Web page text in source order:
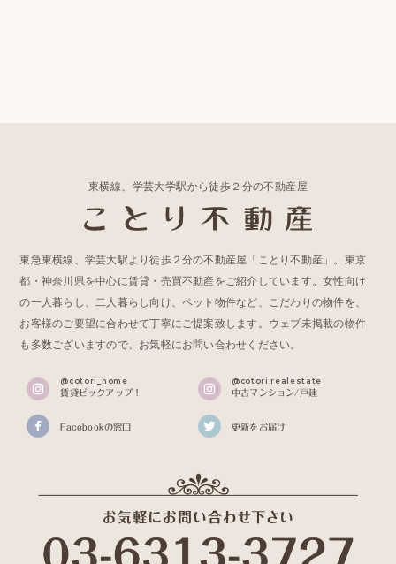
東横線、学芸大学駅から徒歩２分の不動産屋
東急東横線、学芸大駅より徒歩２分の不動産屋「ことり不動産」。東京
都・神奈川県を中心に賃貸・売買不動産をご紹介しています。女性向け
の一人暮らし、二人暮らし向け、ペット物件など、こだわりの物件を、
お客様のご要望に合わせて丁寧にご提案致します。ウェブ未掲載の物件
も多数ございますので、お気軽にお問い合わせください。
@cotori_home
賃貸ピックアップ！
@cotori.realestate
中古マンション/戸建
Facebookの窓口 更新をお届け